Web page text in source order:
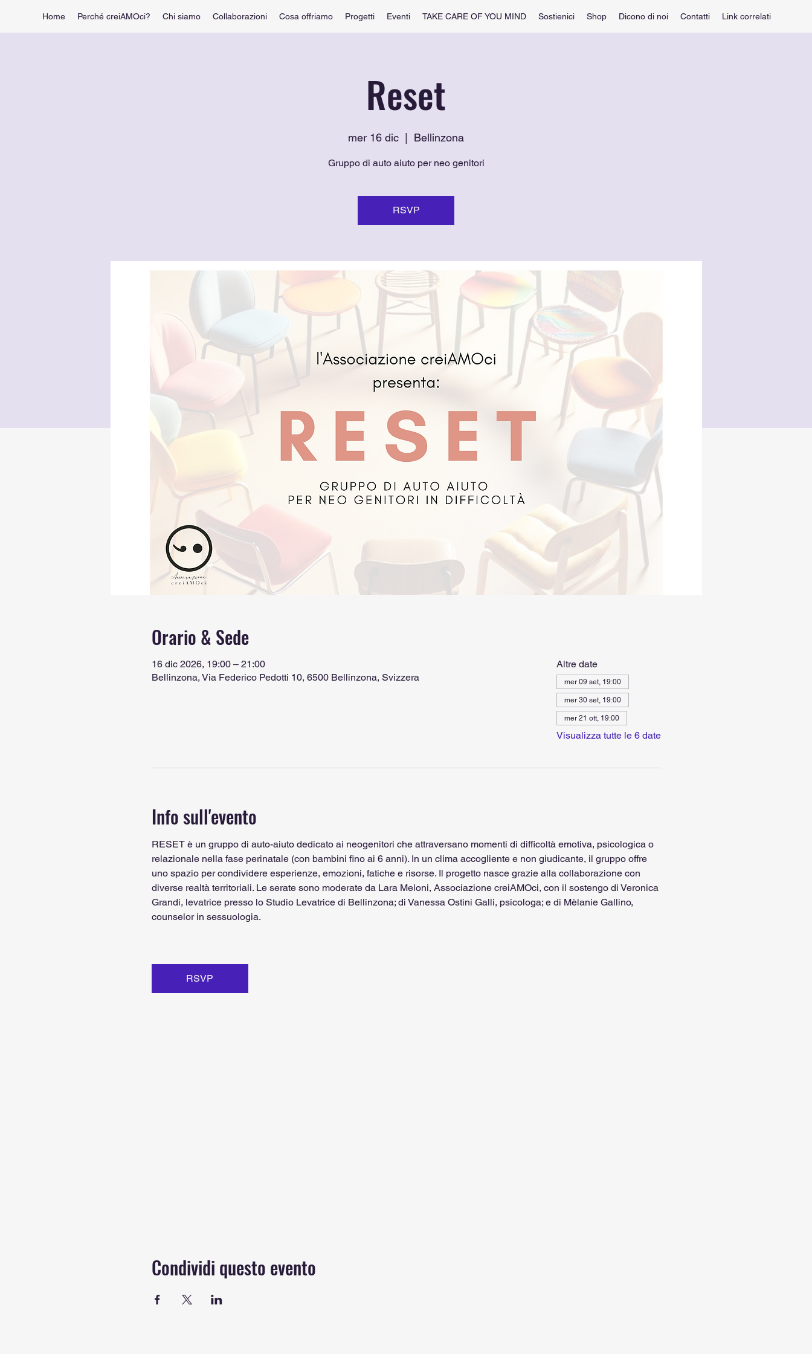
Home Perché creiAMOci? Chi siamo Collaborazioni Cosa offriamo Progetti Eventi TAKE CARE OF YOU MIND Sostienici Shop Dicono di noi Contatti Link correlati
Reset
mer 16 dic Bellinzona
Gruppo di auto aiuto per neo genitori
RSVP
Orario & Sede
16 dic 2026, 19:00 – 21:00
Bellinzona, Via Federico Pedotti 10, 6500 Bellinzona, Svizzera
Altre date
mer 09 set, 19:00
mer 30 set, 19:00
mer 21 ott, 19:00
Visualizza tutte le 6 date
Info sull'evento
RESET è un gruppo di auto-aiuto dedicato ai neogenitori che attraversano momenti di difficoltà emotiva, psicologica o
relazionale nella fase perinatale (con bambini fino ai 6 anni). In un clima accogliente e non giudicante, il gruppo offre
uno spazio per condividere esperienze, emozioni, fatiche e risorse. Il progetto nasce grazie alla collaborazione con
diverse realtà territoriali. Le serate sono moderate da Lara Meloni, Associazione creiAMOci, con il sostengo di Veronica
Grandi, levatrice presso lo Studio Levatrice di Bellinzona; di Vanessa Ostini Galli, psicologa; e di Mèlanie Gallino,
counselor in sessuologia.
RSVP
Condividi questo evento